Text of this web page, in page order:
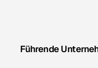
Führende